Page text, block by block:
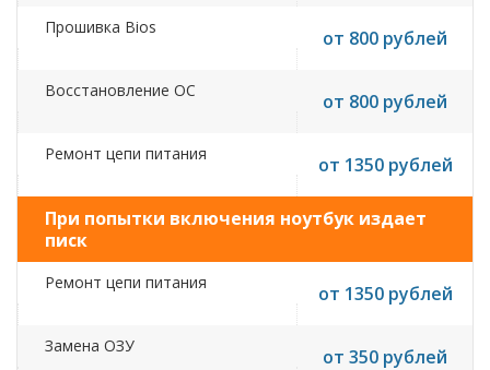
Прошивка Bios от 800 рублей
Восстановление ОС от 800 рублей
Ремонт цепи питания от 1350 рублей
При попытки включения ноутбук издает
писк
Ремонт цепи питания от 1350 рублей
Замена ОЗУ от 350 рублей